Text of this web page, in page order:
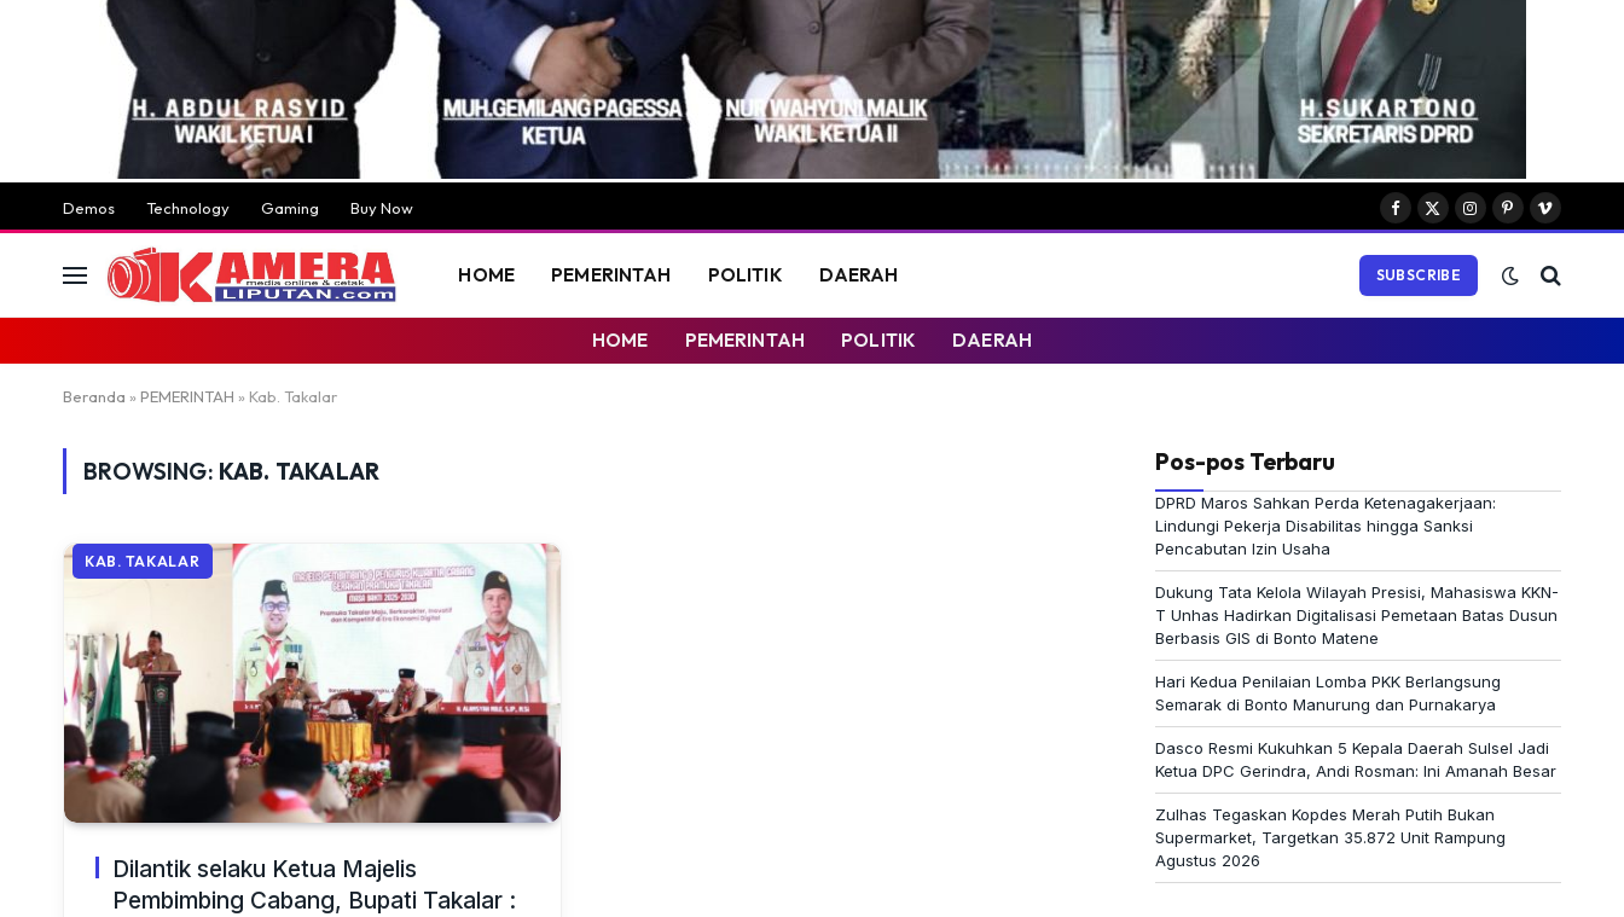
Demos Technology Gaming Buy Now
Facebook
X
Instagram
PinterestVimeo
HOME PEMERINTAH POLITIK DAERAH SUBSCRIBE
HOME PEMERINTAH POLITIK DAERAH
Beranda » PEMERINTAH » Kab. Takalar
BROWSING: KAB. TAKALAR
KAB. TAKALAR
Dilantik selaku Ketua Majelis
Pembimbing Cabang, Bupati Takalar :
Pos-pos Terbaru
DPRD Maros Sahkan Perda Ketenagakerjaan:
Lindungi Pekerja Disabilitas hingga Sanksi
Pencabutan Izin Usaha
Dukung Tata Kelola Wilayah Presisi, Mahasiswa KKN-
T Unhas Hadirkan Digitalisasi Pemetaan Batas Dusun
Berbasis GIS di Bonto Matene
Hari Kedua Penilaian Lomba PKK Berlangsung
Semarak di Bonto Manurung dan Purnakarya
Dasco Resmi Kukuhkan 5 Kepala Daerah Sulsel Jadi
Ketua DPC Gerindra, Andi Rosman: Ini Amanah Besar
Zulhas Tegaskan Kopdes Merah Putih Bukan
Supermarket, Targetkan 35.872 Unit Rampung
Agustus 2026